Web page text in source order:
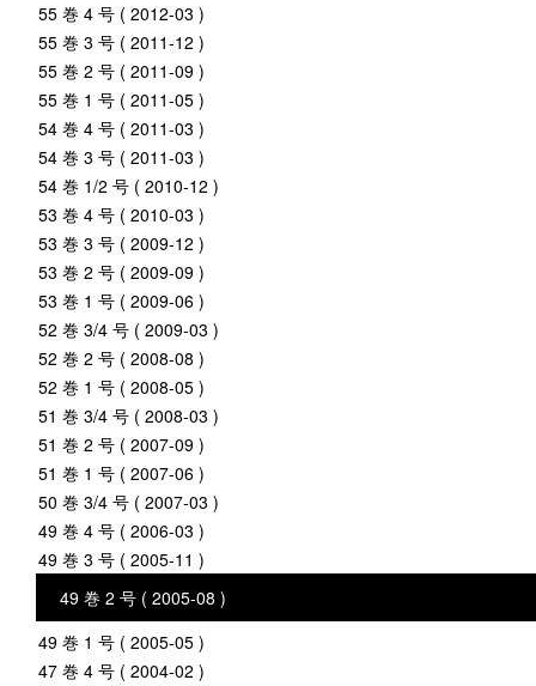
55 巻 4 号 ( 2012-03 )
55 巻 3 号 ( 2011-12 )
55 巻 2 号 ( 2011-09 )
55 巻 1 号 ( 2011-05 )
54 巻 4 号 ( 2011-03 )
54 巻 3 号 ( 2011-03 )
54 巻 1/2 号 ( 2010-12 )
53 巻 4 号 ( 2010-03 )
53 巻 3 号 ( 2009-12 )
53 巻 2 号 ( 2009-09 )
53 巻 1 号 ( 2009-06 )
52 巻 3/4 号 ( 2009-03 )
52 巻 2 号 ( 2008-08 )
52 巻 1 号 ( 2008-05 )
51 巻 3/4 号 ( 2008-03 )
51 巻 2 号 ( 2007-09 )
51 巻 1 号 ( 2007-06 )
50 巻 3/4 号 ( 2007-03 )
49 巻 4 号 ( 2006-03 )
49 巻 3 号 ( 2005-11 )
49 巻 2 号 ( 2005-08 )
49 巻 1 号 ( 2005-05 )
47 巻 4 号 ( 2004-02 )